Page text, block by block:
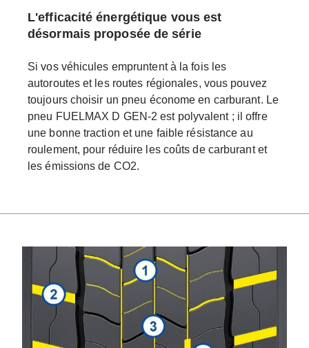
L'efficacité énergétique vous est
désormais proposée de série
Si vos véhicules empruntent à la fois les
autoroutes et les routes régionales, vous pouvez
toujours choisir un pneu économe en carburant. Le
pneu FUELMAX D GEN-2 est polyvalent ; il offre
une bonne traction et une faible résistance au
roulement, pour réduire les coûts de carburant et
les émissions de CO2.